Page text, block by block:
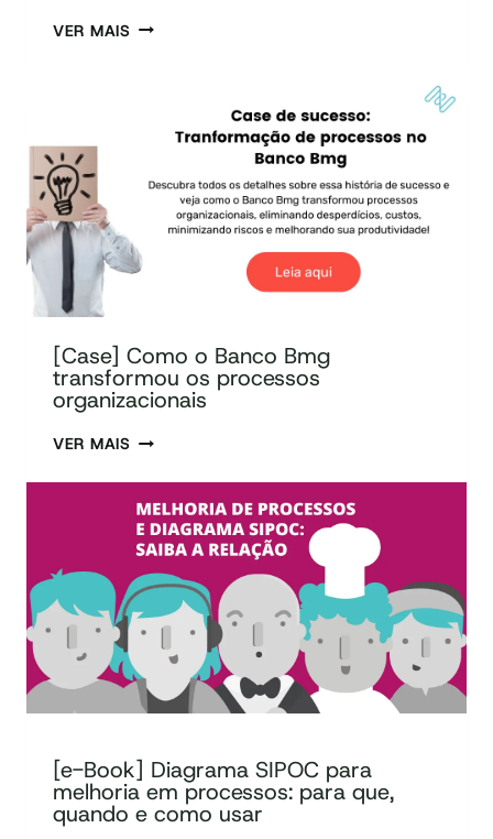
VER MAIS
[Case] Como o Banco Bmg
transformou os processos
organizacionais
VER MAIS
[e-Book] Diagrama SIPOC para
melhoria em processos: para que,
quando e como usar